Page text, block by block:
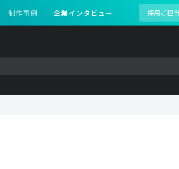
制作事例 企業インタビュー 採用ご担